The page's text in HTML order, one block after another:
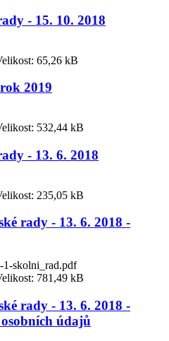
- 15. 10. 2018
65,26 kB
2019
532,44 kB
- 13. 6. 2018
235,05 kB
rady - 13. 6. 2018 -
1-skolni_rad.pdf
781,49 kB
rady - 13. 6. 2018 -
údajů